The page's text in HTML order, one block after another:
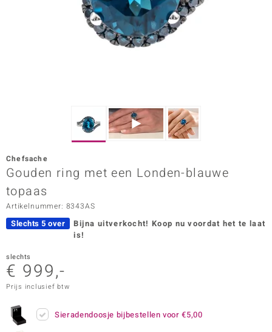
Vogue
Chefsache
Gouden ring met een Londen-blauwe
topaas
Artikelnummer: 8343AS
Slechts 5 over Bijna uitverkocht! Koop nu voordat het te laat
is!
slechts
€ 999,-
Prijs inclusief btw
Sieradendoosje bijbestellen voor€5,00